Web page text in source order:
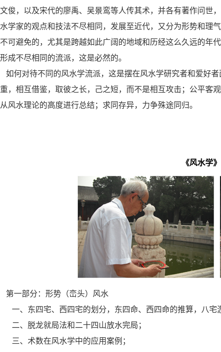
文俊，以及宋代的廖禹、吴景鸾等人传其术，并各有著作问世
水学家的观点和技法不尽相同，发展至近代，又分为形势和理
不可避免的，尤其是跨越如此广阔的地域和历经这么久远的年
形成不尽相同的流派，这是必然的。
如何对待不同的风水学流派，这是摆在风水学研究者和爱好
重，相互借鉴，取彼之长，己之短，而不是相互攻击；公平客
从风水理论的高度进行总结；求同存异，力争殊途同归。
《风水学
第一部分：形势（峦头）风水
一、东四宅、西四宅的划分，东四命、西四命的推算，八宅
二、脱龙就局法和二十四山放水完局；
三、术数在风水学中的应用案例；